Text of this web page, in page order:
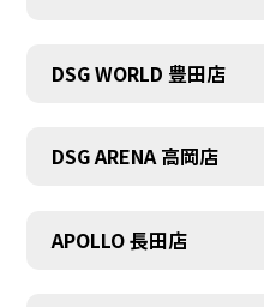
DSG WORLD 豊田店
DSG ARENA 高岡店
APOLLO 長田店